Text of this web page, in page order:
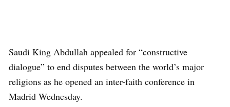
Saudi King Abdullah appealed for “constructive
dialogue” to end disputes between the world’s major
religions as he opened an inter-faith conference in
Madrid Wednesday.